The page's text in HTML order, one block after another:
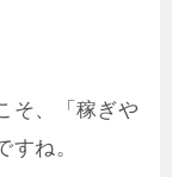
そ、「稼ぎや
ね。